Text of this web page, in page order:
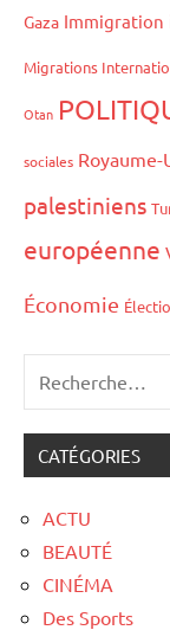
Gaza Immigration
Migrations
Otan
sociales Royaume-
palestiniens
européenne
Économie
CATÉGORIES
ACTU
BEAUTÉ
CINÉMA
Des Sports